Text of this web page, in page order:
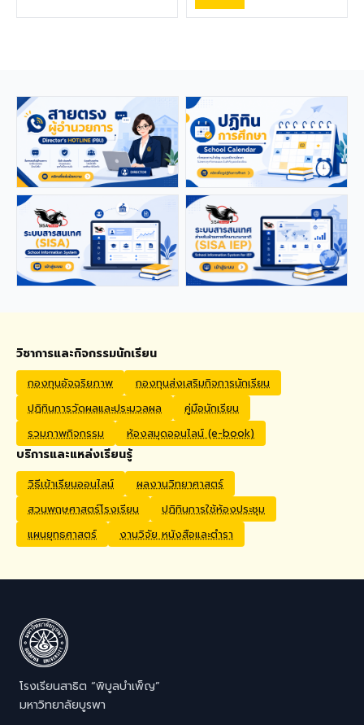
อีเมล hr@satit.buu.ac.th
foreign educators for
teaching positions
covering Kindergarten,
Primary, and High School
Salary: 30,000 – 40,000
THB Housing Allowance:
6,500 THB Full assistance
with Visa and Work Permit
extensions Private Health
Insurance cover
Speakers or Non-Native
English Speakers with a
verified TOEIC score of at
least 785. Prior teaching
experience is preferred.
Interested candidates
should submit their CV,
passport copy, degree
certificates, relevant
transcripts/documents,
introduction via email to
วิชาการและกิจกรรมนักเรียน
กองทุนอัจฉริยภาพ
กองทุนส่งเสริมกิจการนักเรียน
ปฏิทินการวัดผลและประมวลผล
คู่มือนักเรียน
รวมภาพกิจกรรม
ห้องสมุดออนไลน์ (e-book)
บริการและแหล่งเรียนรู้
วิธีเข้าเรียนออนไลน์
ผลงานวิทยาศาสตร์
สวนพฤษศาสตร์โรงเรียน
ปฏิทินการใช้ห้องประชุม
แผนยุทธศาสตร์
งานวิจัย หนังสือและตำรา
โรงเรียนสาธิต “พิบูลบำเพ็ญ”
มหาวิทยาลัยบูรพา